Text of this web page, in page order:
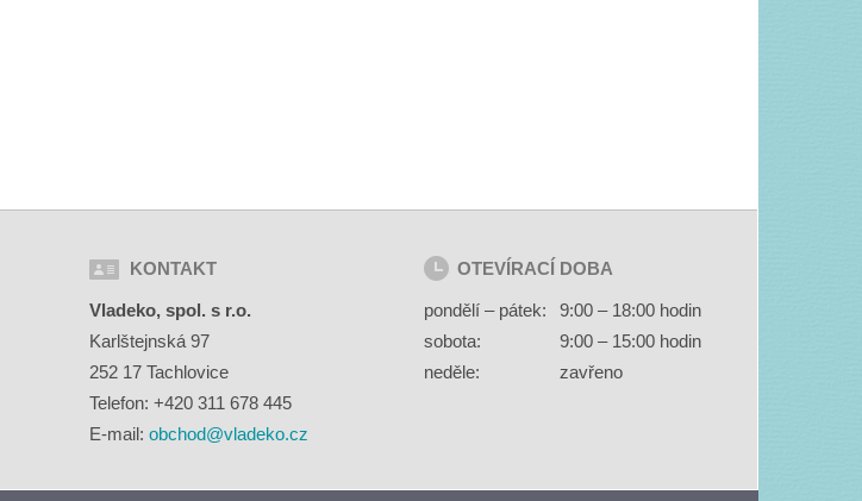
KONTAKT
Vladeko, spol. s r.o.
Karlštejnská 97
252 17 Tachlovice
Telefon: +420 311 678 445
E-mail:obchod@vladeko.cz
OTEVÍRACÍ DOBA
pondělí – pátek:
9:00 – 18:00 hodin
sobota:
9:00 – 15:00 hodin
neděle:
zavřeno